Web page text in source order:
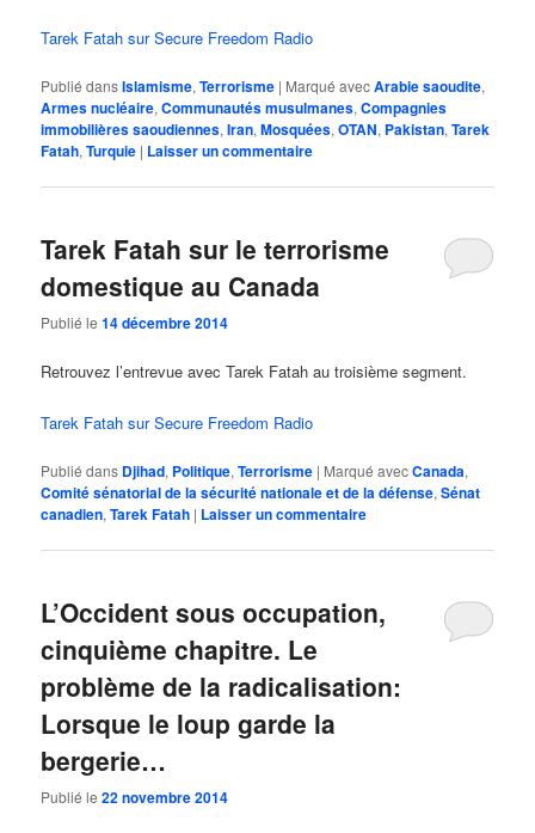
Tarek Fatah sur Secure Freedom Radio
Publié dansIslamisme,Terrorisme | Marqué avecArabie saoudite,
Armes nucléaire,Communautés musulmanes,Compagnies
immobilières saoudiennes,Iran,Mosquées,OTAN, Pakistan,Tarek
Fatah,Turquie | Laisser un commentaire
Tarek Fatah sur le terrorisme
domestique au Canada
Publié le14 décembre 2014
Retrouvez l’entrevue avec Tarek Fatah au troisième segment.
Tarek Fatah sur Secure Freedom Radio
Publié dans Djihad, Politique,Terrorisme | Marqué avecCanada,
Comité sénatorial de la sécurité nationale et de la défense,Sénat
canadien,Tarek Fatah | Laisser un commentaire
L’Occident sous occupation,
cinquième chapitre. Le
problème de la radicalisation:
Lorsque le loup garde la
bergerie…
Publié le22 novembre 2014